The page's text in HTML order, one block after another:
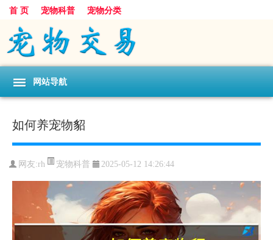
首 页 宠物科普 宠物分类
网站导航
如何养宠物貂
网友:rh 宠物科普 2025-05-12 14:26:44